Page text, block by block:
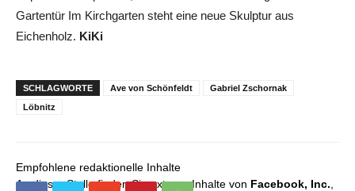
Gartentür Im Kirchgarten steht eine neue Skulptur aus
Eichenholz. KiKi
SCHLAGWORTE Ave von Schönfeldt
Gabriel Zschornak
Löbnitz
Empfohlene redaktionelle Inhalte
An dieser Stelle finden Sie externe Inhalte von Facebook, Inc.